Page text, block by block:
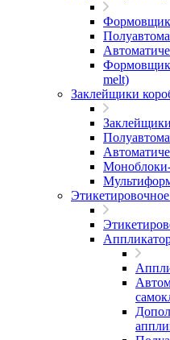
melt)
Заклейщики